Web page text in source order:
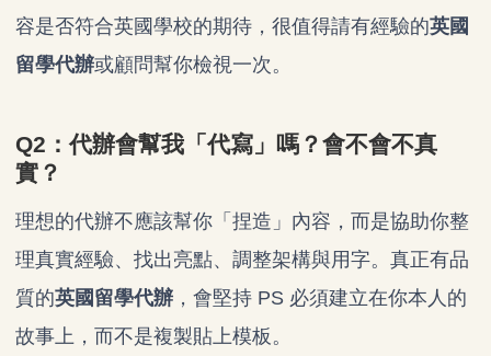
容是否符合英國學校的期待，很值得請有經驗的英國
留學代辦或顧問幫你檢視一次。
Q2：代辦會幫我「代寫」嗎？會不會不真
實？
理想的代辦不應該幫你「捏造」內容，而是協助你整
理真實經驗、找出亮點、調整架構與用字。真正有品
質的英國留學代辦 ，會堅持 PS 必須建立在你本人的
故事上，而不是複製貼上模板。